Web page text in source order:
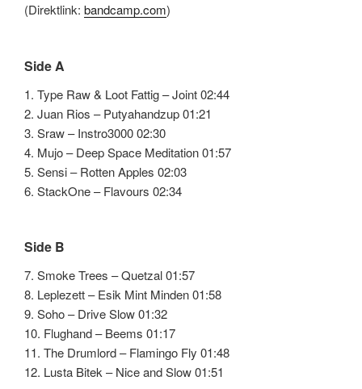
(Direktlink: bandcamp.com)
Side A
1. Type Raw & Loot Fattig – Joint 02:44
2. Juan Rios – Putyahandzup 01:21
3. Sraw – Instro3000 02:30
4. Mujo – Deep Space Meditation 01:57
5. Sensi – Rotten Apples 02:03
6. StackOne – Flavours 02:34
Side B
7. Smoke Trees – Quetzal 01:57
8. Leplezett – Esik Mint Minden 01:58
9. Soho – Drive Slow 01:32
10. Flughand – Beems 01:17
11. The Drumlord – Flamingo Fly 01:48
12. Lusta Bitek – Nice and Slow 01:51